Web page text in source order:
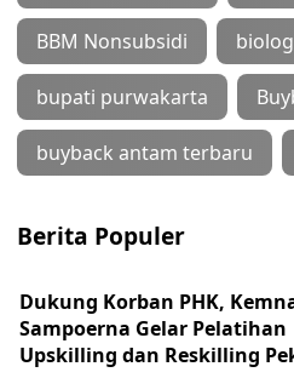
BBM Nonsubsidi
bupati purwakarta
buyback antam terbaru
Berita Populer
Dukung Korban PHK,
Sampoerna Gelar Pelatihan
Upskilling dan Reskilling